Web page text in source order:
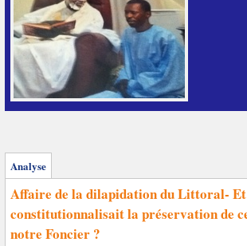
Analyse
Affaire de la dilapidation du Littoral- Et
constitutionnalisait la préservation de
notre Foncier ?